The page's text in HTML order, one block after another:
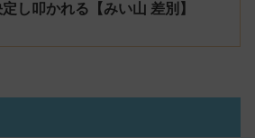
し叩かれる【みい山 差別】